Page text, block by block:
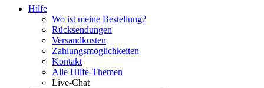
Hilfe
Wo ist meine Bestellung?
Rücksendungen
Versandkosten
Zahlungsmöglichkeiten
Kontakt
Alle Hilfe-Themen
Live-Chat